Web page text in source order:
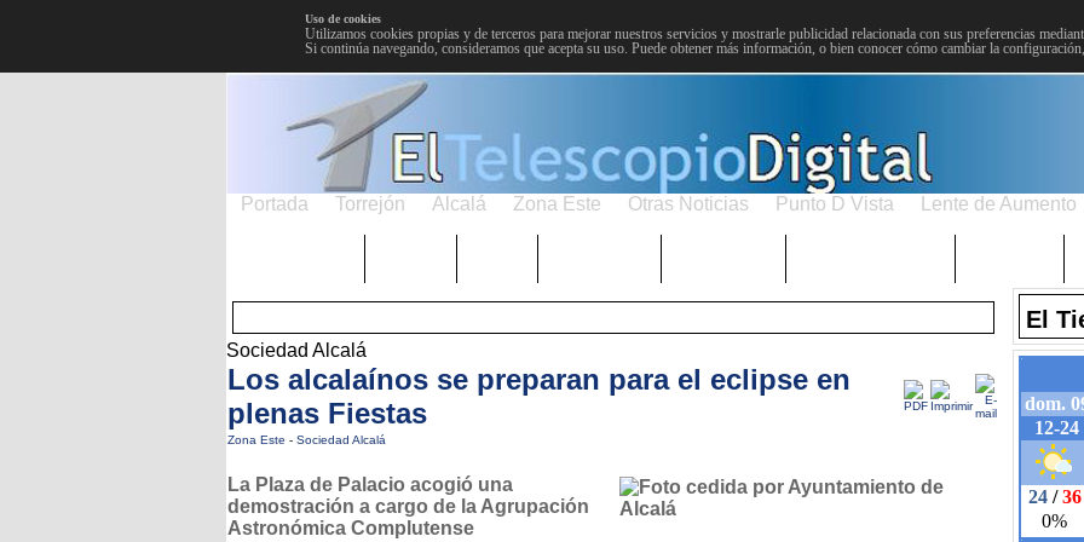
Uso de cookies
Utilizamos cookies propias y de terceros para mejorar nuestros servicios y mostrarle publicidad relacionada con sus preferencias
Si continúa navegando, consideramos que acepta su uso. Puede obtener más información, o bien conocer cómo cambiar la
Portada Torrejón Alcalá Zona Este Otras Noticias Punto D Vista Lente de Aumento
Sociedad Alcalá
Los alcalaínos se preparan para el eclipse en
plenas Fiestas
Zona Este - Sociedad Alcalá
La Plaza de Palacio acogió una
demostración a cargo de la Agrupación
Astronómica Complutense
El